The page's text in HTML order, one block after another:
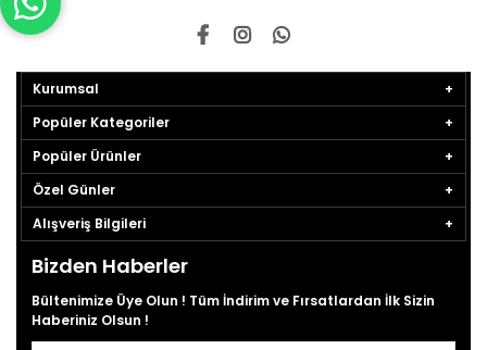
Kurumsal
Popüler Kategoriler
Popüler Ürünler
Özel Günler
Alışveriş Bilgileri
Bizden Haberler
Bültenimize Üye Olun ! Tüm İndirim ve Fırsatlardan İlk Sizin
Haberiniz Olsun !